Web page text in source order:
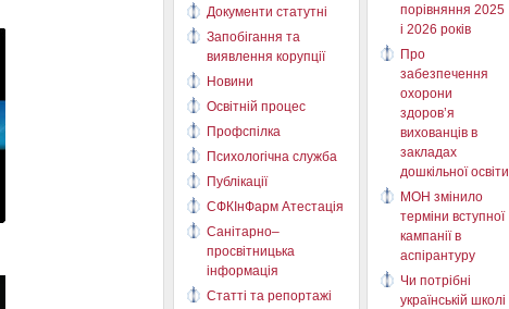
Документи статутні
Запобігання та
виявлення корупції
Новини
Освітній процес
Профспілка
Психологічна служба
Публікації
СФКІнФарм Атестація
Санітарно–
просвітницька
інформація
Статті та репортажі
порівняння 2025
і 2026 років
Про
забезпечення
охорони
здоров’я
вихованців в
закладах
дошкільної освіти
МОН змінило
терміни вступної
кампанії в
аспірантуру
Чи потрібні
українській школі